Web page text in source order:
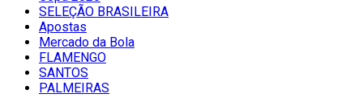
SELEÇÃO BRASILEIRA
Apostas
Mercado da Bola
FLAMENGO
SANTOS
PALMEIRAS